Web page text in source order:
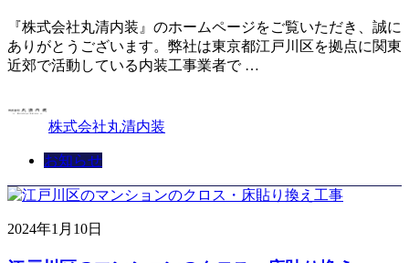
『株式会社丸清内装』のホームページをご覧いただき、誠に
ありがとうございます。弊社は東京都江戸川区を拠点に関東
近郊で活動している内装工事業者で …
株式会社丸清内装
お知らせ
2024年1月10日